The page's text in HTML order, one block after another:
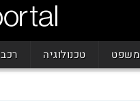
משפט טכנולוגיה רכב